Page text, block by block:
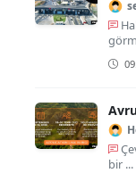
bir ...